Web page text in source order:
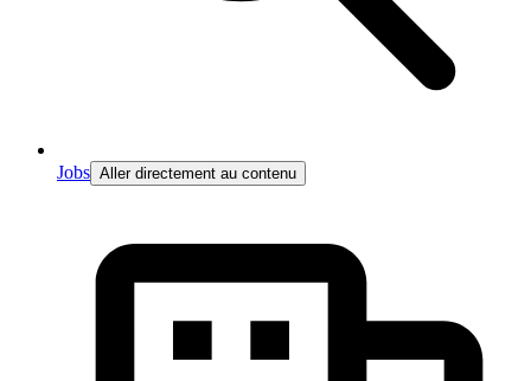
Jobs Aller directement au contenu